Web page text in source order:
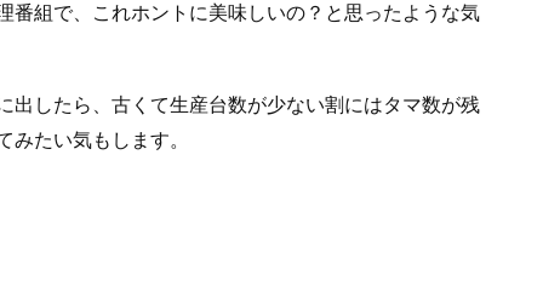
番組で、これホントに美味しいの？と思ったような気
出したら、古くて生産台数が少ない割にはタマ数が残
たい気もします。